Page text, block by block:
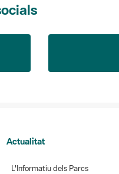
Actualitat
L'Informatiu dels Parcs